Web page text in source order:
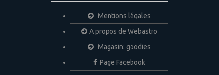
Mentions légales
A propos de Webastro
Magasin: goodies
Page Facebook